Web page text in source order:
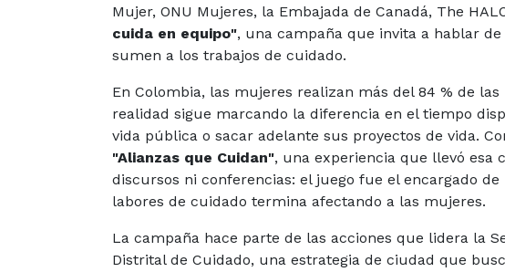
Mujer, ONU Mujeres, la Embajada de Canadá, The
cuida en equipo", una campaña que invita a hablar
sumen a los trabajos de cuidado.
En Colombia, las mujeres realizan más del 84 % de
realidad sigue marcando la diferencia en el tiempo
vida pública o sacar adelante sus proyectos de vida.
"Alianzas que Cuidan", una experiencia que llevó esa
discursos ni conferencias: el juego fue el encargado
labores de cuidado termina afectando a las mujeres.
La campaña hace parte de las acciones que lidera la
Distrital de Cuidado, una estrategia de ciudad que